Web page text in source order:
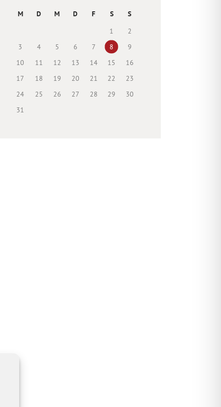
M D M D F S
S
1
2
3
4 5 6 7 8
9
10
11 12 13 14 15
16
17
18 19 20 21 22
23
24
25 26 27 28 29
30
31